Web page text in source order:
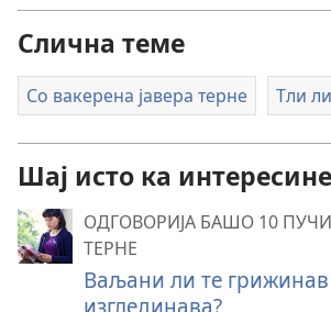
Слична теме
Со вакерена јавера терне Тли
Шај исто ка
ОДГОВОРИЈА БАШО 10
ТЕРНЕ
Ваљани ли те
изглединава?